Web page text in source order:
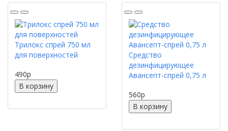
Трилокс спрей 750 мл
для поверхностей
490p
В корзину
Средство
дезинфицирующее
Авансепт-спрей 0,75 л
560p
В корзину